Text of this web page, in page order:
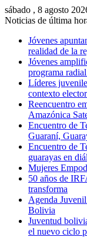
sábado , 8 agosto
Noticias de última
Jóvenes
realidad de la
Jóvenes
programa
Líderes
contexto
Reencuentro
Amazónica
Encuentro de
Guaraní,
Encuentro de
guarayas en
Mujeres
50 años de
transforma
Agenda
Bolivia
Juventud
el nuevo ciclo